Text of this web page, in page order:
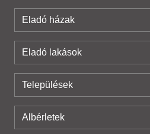
Eladó házak
Eladó lakások
Települések
Albérletek